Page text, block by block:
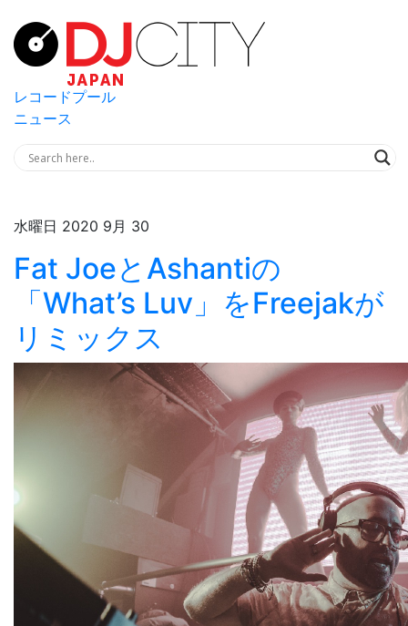
レコードプール
ニュース
水曜日 2020 9月 30
Fat JoeとAshantiの
「What’s Luv」をFreejakが
リミックス